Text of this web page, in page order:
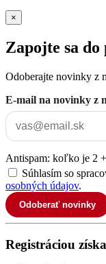
×
Zapojte sa
Odoberajte novinky z
E-mail na novinky z
Antispam: koľko je 2
Súhlasím so
osobných údajov.
Odoberať novinky
Registráciou